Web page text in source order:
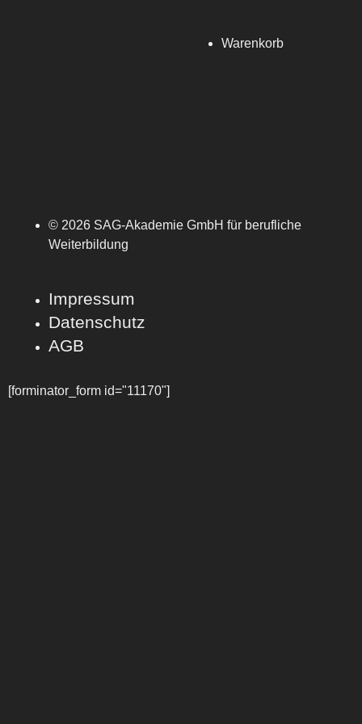
Warenkorb
© 2026 SAG-Akademie GmbH für berufliche
Weiterbildung
Impressum
Datenschutz
AGB
[forminator_form id="11170"]